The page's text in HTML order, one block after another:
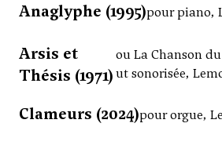
Anaglyphe (1995)pour piano,
Arsis et
Thésis (1971)
ou La Chanson
ut sonorisée,
Clameurs (2024)pour orgue,